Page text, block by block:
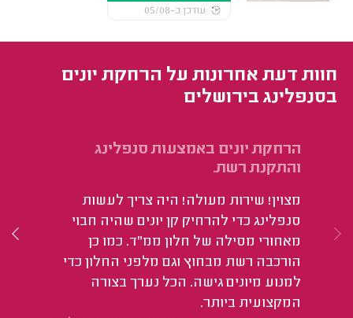
עודכן ב-05/08
חוות דעת אחרונות על הרחקת יונים
בסנפלינג בירושלים
הרחקת יונים באמצעות סנפלינג
והתקנת רשת.
מצוין! שירות מעולה! היה צריך לעשות
סנפלינג כדי להרחיק קן יונים שהיה חבוי
מאחורי מסילה של חלון ממ"ד. כמו כן
הורכבה רשת מבחוץ וגם מלפני החלון כדי
למנוע מיונים גישה. הכל נערך בצורה
המקצועית ביותר.